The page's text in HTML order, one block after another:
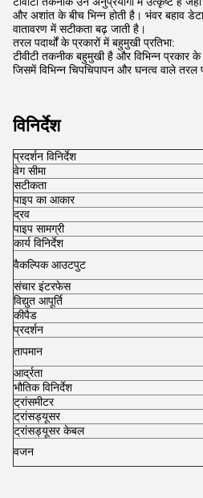
और अशांत के बीच भिन्न होती है। भंवर बहाव
वातावरण में सटीकता बढ़ जाती है।
तरल पदार्थों के प्रकारों में बहुमुखी प्रतिभा:
टीवीटी तकनीक बहुमुखी है और विभिन्न प्रकार
जिसमें विभिन्न चिपचिपापन और घनत्व वाले तरल
विनिर्देश
प्रदर्शन विनिर्देश
वेग सीमा
सटीकता
पाइप का आकार
द्रव
पाइप सामग्री
कार्य विनिर्देश
वैकल्पिक आउटपुट
संचार इंटरफेस
विद्युत आपूर्ति
कीपैड
प्रदर्शन
तापमान
आर्द्रता
भौतिक विनिर्देश
ट्रांसमीटर
ट्रांसड्यूसर
ट्रांसड्यूसर केबल
वजन